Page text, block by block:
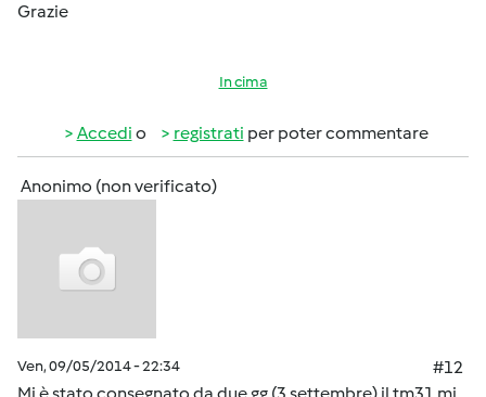
Grazie
In cima
Accedi o registrati per poter commentare
Anonimo (non verificato)
Ven, 09/05/2014 - 22:34
#12